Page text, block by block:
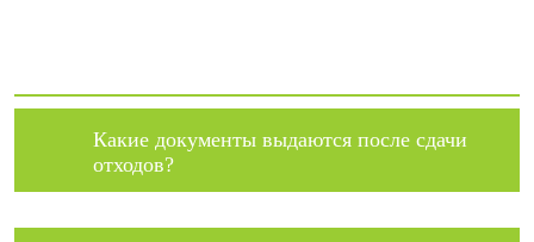
Какие документы выдаются после сдачи
отходов?